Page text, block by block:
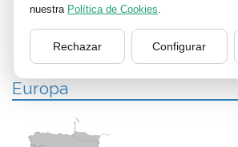
Europa
nuestra Política de Cookies.
Rechazar Configurar